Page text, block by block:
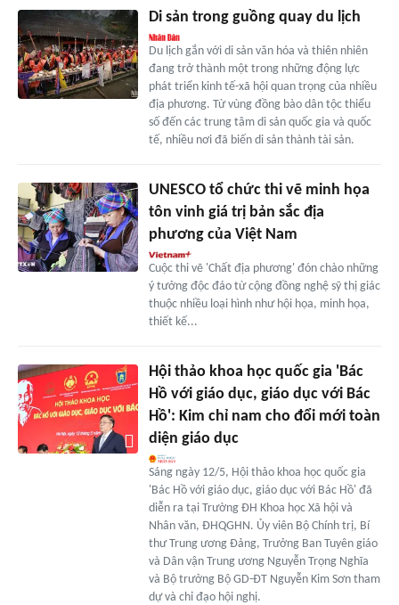
Di sản trong guồng quay du lịch
Du lịch gắn với di sản văn hóa và thiên nhiên
đang trở thành một trong những động lực
phát triển kinh tế-xã hội quan trọng của nhiều
địa phương. Từ vùng đồng bào dân tộc thiểu
số đến các trung tâm di sản quốc gia và quốc
tế, nhiều nơi đã biến di sản thành tài sản.
UNESCO tổ chức thi vẽ minh họa
tôn vinh giá trị bản sắc địa
phương của Việt Nam
Cuộc thi vẽ 'Chất địa phương' đón chào những
ý tưởng độc đáo từ cộng đồng nghệ sỹ thị giác
thuộc nhiều loại hình như hội họa, minh họa,
thiết kế...
Hội thảo khoa học quốc gia 'Bác
Hồ với giáo dục, giáo dục với Bác
Hồ': Kim chỉ nam cho đổi mới toàn
diện giáo dục
Sáng ngày 12/5, Hội thảo khoa học quốc gia
'Bác Hồ với giáo dục, giáo dục với Bác Hồ' đã
diễn ra tại Trường ĐH Khoa học Xã hội và
Nhân văn, ĐHQGHN. Ủy viên Bộ Chính trị, Bí
thư Trung ương Đảng, Trưởng Ban Tuyên giáo
và Dân vận Trung ương Nguyễn Trọng Nghĩa
và Bộ trưởng Bộ GD-ĐT Nguyễn Kim Sơn tham
dự và chỉ đạo hội nghị.